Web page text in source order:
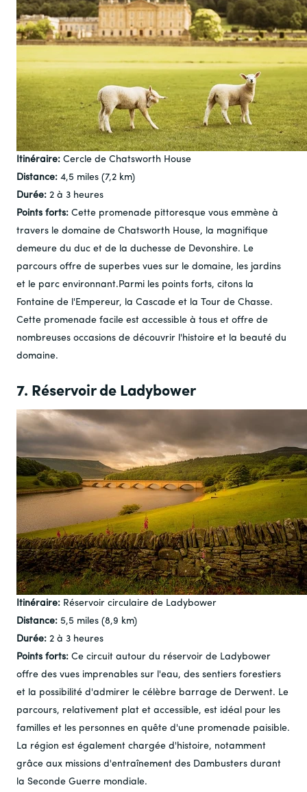
Itinéraire: Cercle de Chatsworth House
Distance: 4,5 miles (7,2 km)
Durée: 2 à 3 heures
Points forts: Cette promenade pittoresque vous emmène à
travers le domaine de Chatsworth House, la magnifique
demeure du duc et de la duchesse de Devonshire. Le
parcours offre de superbes vues sur le domaine, les jardins
et le parc environnant.Parmi les points forts, citons la
Fontaine de l'Empereur, la Cascade et la Tour de Chasse.
Cette promenade facile est accessible à tous et offre de
nombreuses occasions de découvrir l'histoire et la beauté du
domaine.
7. Réservoir de Ladybower
Itinéraire: Réservoir circulaire de Ladybower
Distance: 5,5 miles (8,9 km)
Durée: 2 à 3 heures
Points forts: Ce circuit autour du réservoir de Ladybower
offre des vues imprenables sur l'eau, des sentiers forestiers
et la possibilité d'admirer le célèbre barrage de Derwent. Le
parcours, relativement plat et accessible, est idéal pour les
familles et les personnes en quête d'une promenade paisible.
La région est également chargée d'histoire, notamment
grâce aux missions d'entraînement des Dambusters durant
la Seconde Guerre mondiale.